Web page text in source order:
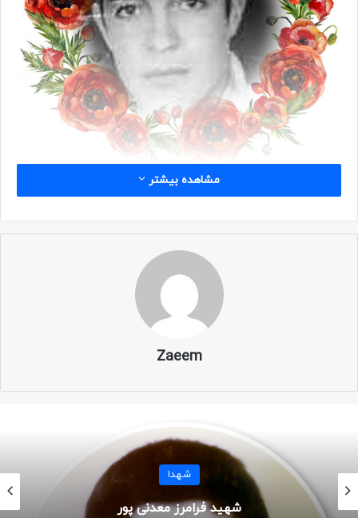
شناسه
شهادت: ۱۹ دی ۱۳۶۵
مشاهده بیشتر
Zaeem
شهدا
شهید پرویز چنکشی